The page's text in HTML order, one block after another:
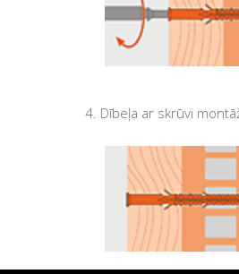
4. Dībeļa ar skrūvi